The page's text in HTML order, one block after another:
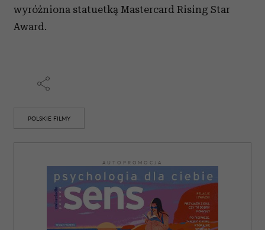
wyróżniona statuetką Mastercard Rising Star
Award.
POLSKIE FILMY
AUTOPROMOCJA